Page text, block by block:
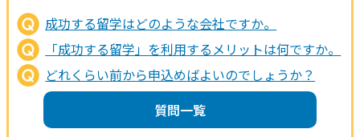
成功する留学はどのような会社ですか。
「成功する留学」を利用するメリットは何ですか。
どれくらい前から申込めばよいのでしょうか？
質問一覧